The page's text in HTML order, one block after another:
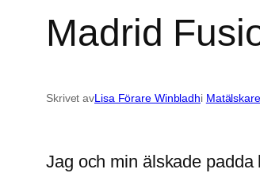
Madrid
Skrivet avLisa Förare Winbladhi
Jag och min älskade